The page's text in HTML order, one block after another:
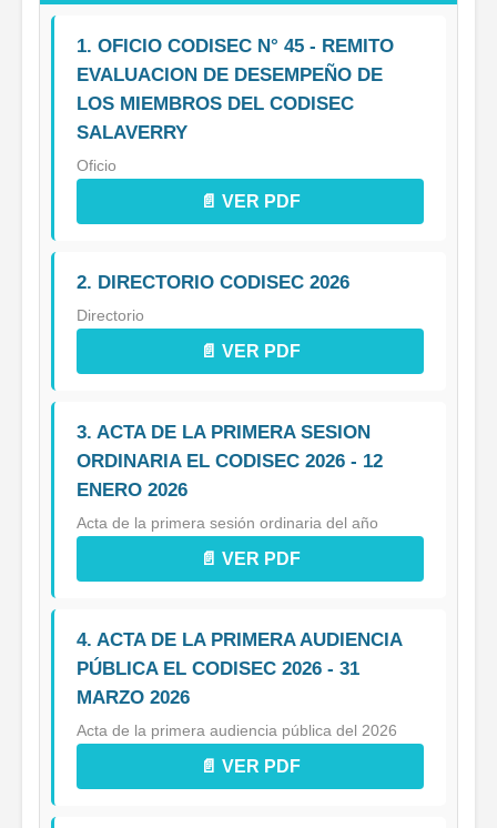
1. OFICIO CODISEC N° 45 - REMITO
EVALUACION DE DESEMPEÑO DE
LOS MIEMBROS DEL CODISEC
SALAVERRY
Oficio
📄 VER PDF
2. DIRECTORIO CODISEC 2026
Directorio
📄 VER PDF
3. ACTA DE LA PRIMERA SESION
ORDINARIA EL CODISEC 2026 - 12
ENERO 2026
Acta de la primera sesión ordinaria del año
📄 VER PDF
4. ACTA DE LA PRIMERA AUDIENCIA
PÚBLICA EL CODISEC 2026 - 31
MARZO 2026
Acta de la primera audiencia pública del 2026
📄 VER PDF